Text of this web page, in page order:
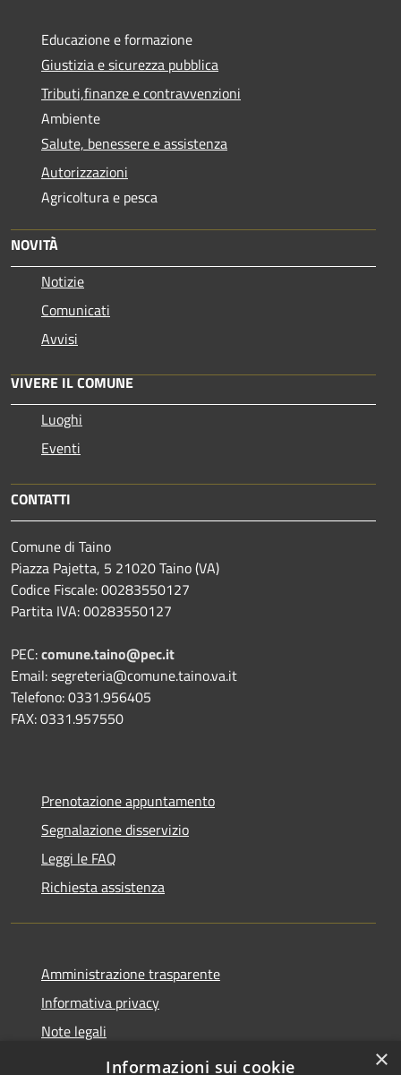
Educazione e formazione
Giustizia e sicurezza pubblica
Tributi,finanze e contravvenzioni
Ambiente
Salute, benessere e assistenza
Autorizzazioni
Agricoltura e pesca
NOVITÀ
Notizie
Comunicati
Avvisi
VIVERE IL COMUNE
Luoghi
Eventi
CONTATTI
Comune di Taino
Piazza Pajetta, 5 21020 Taino (VA)
Codice Fiscale: 00283550127
Partita IVA: 00283550127
PEC:comune.taino@pec.it
Email: segreteria@comune.taino.va.it
Telefono: 0331.956405
FAX: 0331.957550
Prenotazione appuntamento
Segnalazione disservizio
Leggi le FAQ
Richiesta assistenza
Amministrazione trasparente
Informativa privacy
Note legali
Dichiarazione di accessibilità
×
Informazioni sui cookie